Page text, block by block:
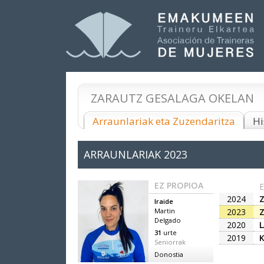
ZARAUTZ GESALAGA OKELAN
Arraunlariak eta Zuzendaritza
ARRAUNLARIAK 2023
EZ PROPIOA
Iraide
Martin
Delgado
31 urte
Seniorrak
Donostia
2024
2023
2020
2019